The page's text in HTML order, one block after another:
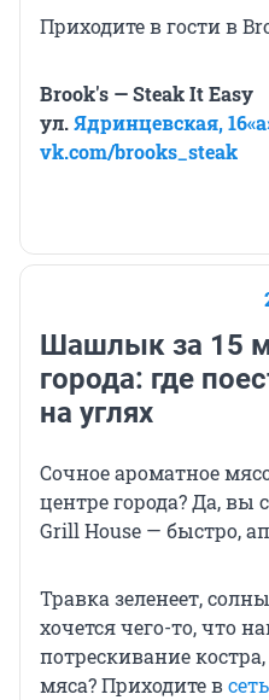
Приходите в гости в
Brook's — Steak It Easy
ул.Ядринцевская,
vk.com/brooks_steak
Шашлык за 15
города: где
на углях
Сочное ароматное
центре города? Да,
Grill House — быстро,
Травка зеленеет,
хочется чего-то, что
потрескивание
мяса? Приходите в